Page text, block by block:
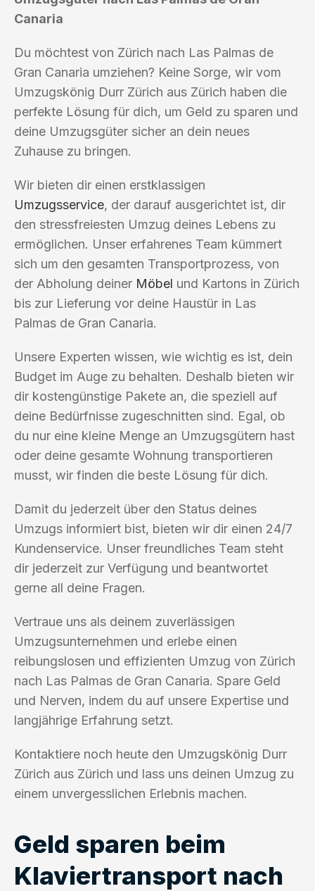
Canaria
Du möchtest von Zürich nach Las Palmas de
Gran Canaria umziehen? Keine Sorge, wir vom
Umzugskönig Durr Zürich aus Zürich haben die
perfekte Lösung für dich, um Geld zu sparen und
deine Umzugsgüter sicher an dein neues
Zuhause zu bringen.
Wir bieten dir einen erstklassigen
Umzugsservice, der darauf ausgerichtet ist, dir
den stressfreiesten Umzug deines Lebens zu
ermöglichen. Unser erfahrenes Team kümmert
sich um den gesamten Transportprozess, von
der Abholung deiner Möbel und Kartons in Zürich
bis zur Lieferung vor deine Haustür in Las
Palmas de Gran Canaria.
Unsere Experten wissen, wie wichtig es ist, dein
Budget im Auge zu behalten. Deshalb bieten wir
dir kostengünstige Pakete an, die speziell auf
deine Bedürfnisse zugeschnitten sind. Egal, ob
du nur eine kleine Menge an Umzugsgütern hast
oder deine gesamte Wohnung transportieren
musst, wir finden die beste Lösung für dich.
Damit du jederzeit über den Status deines
Umzugs informiert bist, bieten wir dir einen 24/7
Kundenservice. Unser freundliches Team steht
dir jederzeit zur Verfügung und beantwortet
gerne all deine Fragen.
Vertraue uns als deinem zuverlässigen
Umzugsunternehmen und erlebe einen
reibungslosen und effizienten Umzug von Zürich
nach Las Palmas de Gran Canaria. Spare Geld
und Nerven, indem du auf unsere Expertise und
langjährige Erfahrung setzt.
Kontaktiere noch heute den Umzugskönig Durr
Zürich aus Zürich und lass uns deinen Umzug zu
einem unvergesslichen Erlebnis machen.
Geld sparen beim
Klaviertransport nach